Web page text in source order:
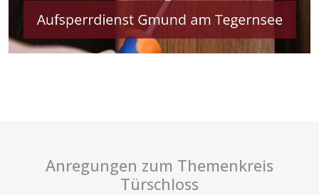
Anregungen zum Themenkreis
Türschloss